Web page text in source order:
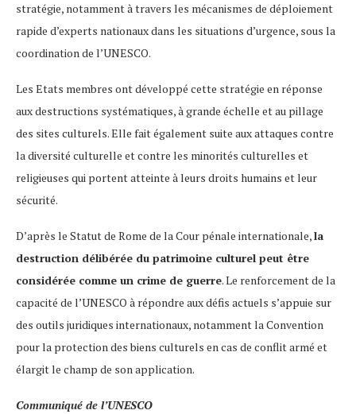
stratégie, notamment à travers les mécanismes de déploiement
rapide d’experts nationaux dans les situations d’urgence, sous la
coordination de l’UNESCO.
Les Etats membres ont développé cette stratégie en réponse
aux destructions systématiques, à grande échelle et au pillage
des sites culturels. Elle fait également suite aux attaques contre
la diversité culturelle et contre les minorités culturelles et
religieuses qui portent atteinte à leurs droits humains et leur
sécurité.
D’après le Statut de Rome de la Cour pénale internationale,la
destruction délibérée du patrimoine culturel peut être
considérée comme un crime de guerre. Le renforcement de la
capacité de l’UNESCO à répondre aux défis actuels s’appuie sur
des outils juridiques internationaux, notamment la Convention
pour la protection des biens culturels en cas de conflit armé et
élargit le champ de son application.
Communiqué de l’UNESCO